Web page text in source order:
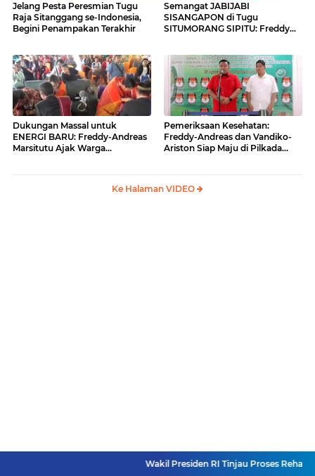
Jelang Pesta Peresmian Tugu
Raja Sitanggang se-Indonesia,
Begini Penampakan Terakhir
Semangat JABIJABI
SISANGAPON di Tugu
SITUMORANG SIPITU: Freddy
Dukungan Massal untuk
ENERGI BARU: Freddy-Andreas
Marsitutu Ajak Warga
Pemeriksaan Kesehatan:
Freddy-Andreas dan Vandiko-
Ariston Siap Maju di Pilkada
Ke Halaman VIDEO
Wakil Presiden RI Tinjau Proses Rehabilitasi